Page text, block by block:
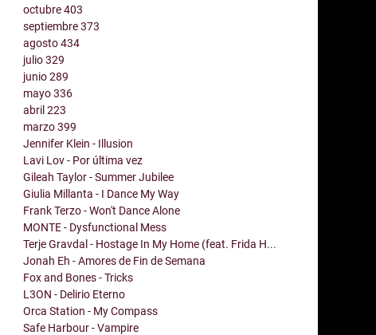
octubre403
septiembre373
agosto434
julio329
junio289
mayo336
abril223
marzo399
Jennifer Klein - Illusion
Lavi Lov - Por última vez
Gileah Taylor - Summer Jubilee
Giulia Millanta - I Dance My Way
Frank Terzo - Won't Dance Alone
MONTE - Dysfunctional Mess
Terje Gravdal - Hostage In My Home (feat. Frida H...
Jonah Eh - Amores de Fin de Semana
Fox and Bones - Tricks
L3ON - Delirio Eterno
Orca Station - My Compass
Safe Harbour - Vampire